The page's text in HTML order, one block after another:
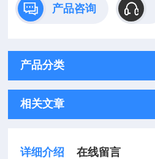
产品咨询
产品分类
相关文章
详细介绍 在线留言